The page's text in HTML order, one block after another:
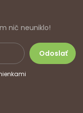
nič neuniklo!